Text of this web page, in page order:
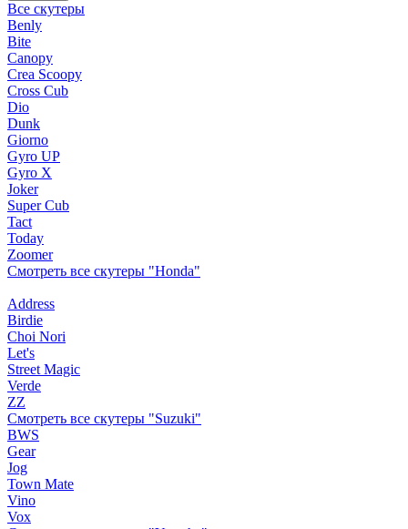
Все скутеры
Benly
Bite
Canopy
Crea Scoopy
Cross Cub
Dio
Dunk
Giorno
Gyro UP
Gyro X
Joker
Super Cub
Tact
Today
Zoomer
Смотреть все скутеры "Honda"
Address
Birdie
Choi Nori
Let's
Street Magic
Verde
ZZ
Смотреть все скутеры "Suzuki"
BWS
Gear
Jog
Town Mate
Vino
Vox